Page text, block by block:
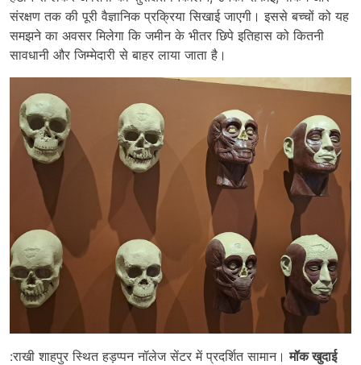
संरक्षण तक की पूरी वैज्ञानिक प्रक्रिया सिखाई जाएगी। इससे बच्चों को यह
समझने का अवसर मिलेगा कि जमीन के भीतर छिपे इतिहास को कितनी
सावधानी और जिम्मेदारी से बाहर लाया जाता है।
:राखी शाहपुर स्थित हड़प्पन नॉलेज सेंटर में प्रदर्शित सामान।मॉक खुदाई